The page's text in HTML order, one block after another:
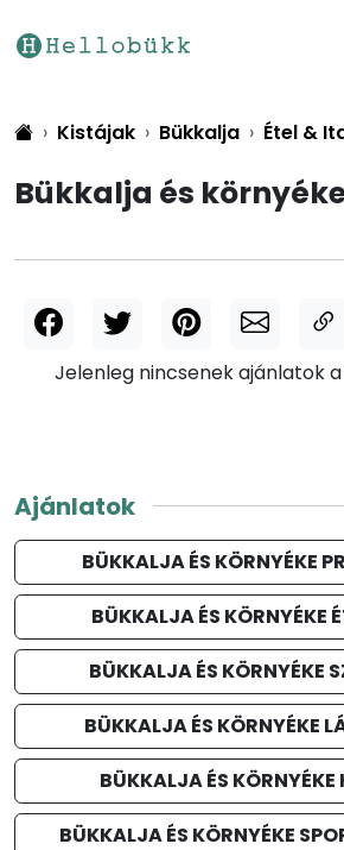
Kistájak Bükkalja Étel &
Bükkalja és
Jelenleg nincsenek ajánlatok
Ajánlatok
BÜKKALJA ÉS KÖRNYÉKE
BÜKKALJA ÉS KÖRNYÉKE
BÜKKALJA ÉS KÖRNYÉKE
BÜKKALJA ÉS KÖRNYÉKE
BÜKKALJA ÉS KÖRNYÉKE
BÜKKALJA ÉS KÖRNYÉKE